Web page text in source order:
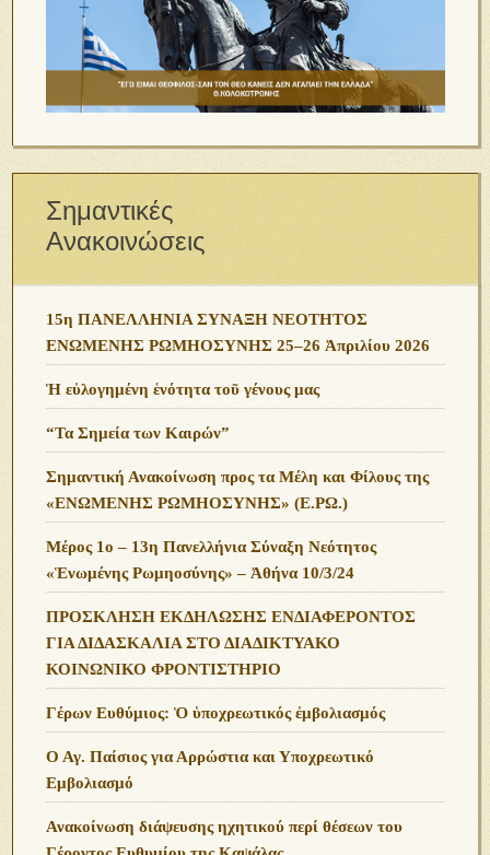
Σημαντικές
Ανακοινώσεις
15η ΠΑΝΕΛΛΗΝΙΑ ΣΥΝΑΞΗ ΝΕΟΤΗΤΟΣ
ΕΝΩΜΕΝΗΣ ΡΩΜΗΟΣΥΝΗΣ 25–26 Ἀπριλίου 2026
Ἡ εὐλογημένη ἑνότητα τοῦ γένους μας
“Τα Σημεία των Καιρών”
Σημαντική Ανακοίνωση προς τα Μέλη και Φίλους της
«ΕΝΩΜΕΝΗΣ ΡΩΜΗΟΣΥΝΗΣ» (Ε.ΡΩ.)
Μέρος 1ο – 13η Πανελλήνια Σύναξη Νεότητος
«Ἑνωμένης Ρωμηοσύνης» – Ἀθήνα 10/3/24
ΠΡΟΣΚΛΗΣΗ ΕΚΔΗΛΩΣΗΣ ΕΝΔΙΑΦΕΡΟΝΤΟΣ
ΓΙΑ ΔΙΔΑΣΚΑΛΙΑ ΣΤΟ ΔΙΑΔΙΚΤΥΑΚΟ
ΚΟΙΝΩΝΙΚΟ ΦΡΟΝΤΙΣΤΗΡΙΟ
Γέρων Ευθύμιος: Ὁ ὑποχρεωτικός ἐμβολιασμός
Ο Αγ. Παίσιος για Αρρώστια και Υποχρεωτικό
Εμβολιασμό
Ανακοίνωση διάψευσης ηχητικού περί θέσεων του